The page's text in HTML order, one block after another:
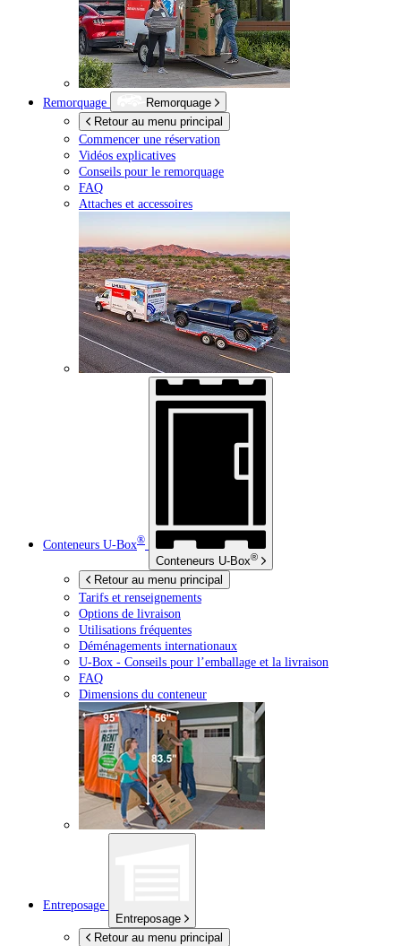
Remorquage
Remorquage
Retour au menu principal
Commencer une réservation
Vidéos explicatives
Conseils pour le remorquage
FAQ
Attaches et accessoires
Conteneurs U-Box®
Conteneurs U-Box®
Retour au menu principal
Tarifs et renseignements
Options de livraison
Utilisations fréquentes
Déménagements internationaux
U-Box - Conseils pour l’emballage et la livraison
FAQ
Dimensions du conteneur
Entreposage
Entreposage
Retour au menu principal